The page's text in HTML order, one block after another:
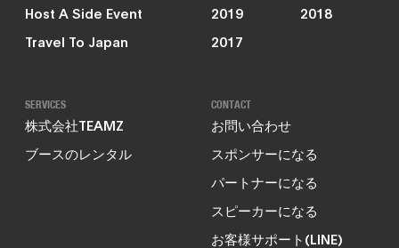
Host A Side Event
Travel To Japan
2019
2018
2017
SERVICES
株式会社TEAMZ
ブースのレンタル
CONTACT
お問い合わせ
スポンサーになる
パートナーになる
スピーカーになる
お客様サポート(LINE)